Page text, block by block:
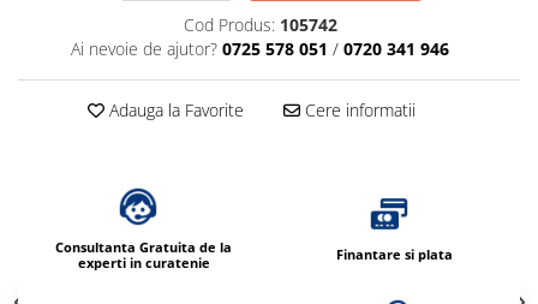
Dispensere / Dozatoare
Dozatoare dezinfectanti
Dispensere prosoape pliate (Z)
Dispensere pungi igiena feminina
Cod Produs: 105742
Ai nevoie de ajutor? 0725 578 051 / 0720 341 946
Adauga la Favorite Cere informatii
Consultanta Gratuita de la
experti in curatenie
Finantare si plata